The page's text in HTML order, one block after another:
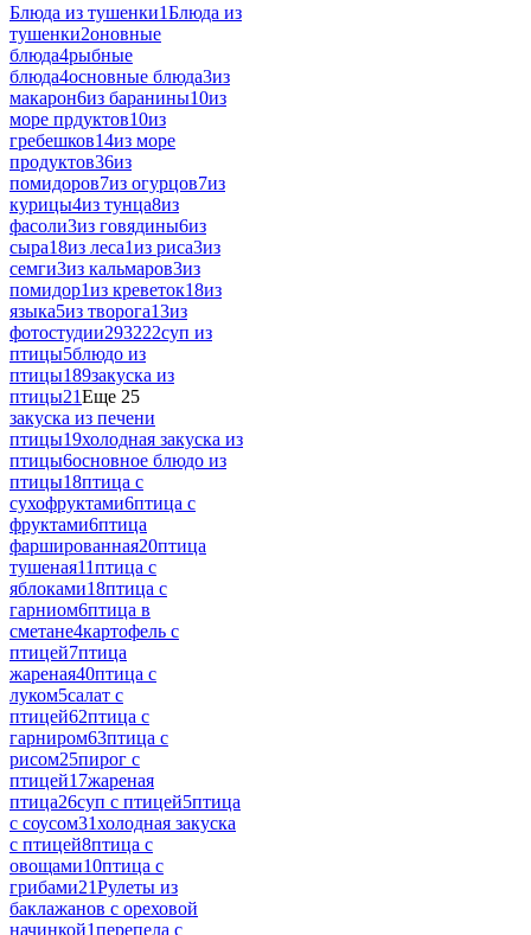
Блюда из тушенки1Блюда из
тушенки2оновные
блюда4рыбные
блюда4основные блюда3из
макарон6из баранины10из
море прдуктов10из
гребешков14из море
продуктов36из
помидоров7из огурцов7из
курицы4из тунца8из
фасоли3из говядины6из
сыра18из леса1из риса3из
семги3из кальмаров3из
помидор1из креветок18из
языка5из творога13из
фотостудии293222суп из
птицы5блюдо из
птицы189закуска из
птицы21Еще 25
закуска из печени
птицы19холодная закуска из
птицы6основное блюдо из
птицы18птица с
сухофруктами6птица с
фруктами6птица
фаршированная20птица
тушеная11птица с
яблоками18птица с
гарниом6птица в
сметане4картофель с
птицей7птица
жареная40птица с
луком5салат с
птицей62птица с
гарниром63птица с
рисом25пирог с
птицей17жареная
птица26суп с птицей5птица
с соусом31холодная закуска
с птицей8птица с
овощами10птица с
грибами21Рулеты из
баклажанов с ореховой
начинкой1перепела с